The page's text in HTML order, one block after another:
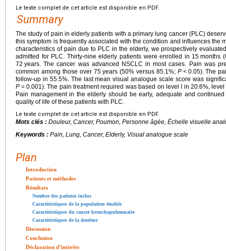
Le texte complet de cet article est disponible en PDF.
Summary
The study of pain in elderly patients with a primary lung cancer (PLC)
this symptom is frequently associated with the condition and influences the
characteristics of pain due to PLC in the elderly, we prospectively
admitted for PLC. Thirty-nine elderly patients were enrolled in 15 months
72 years. The cancer was advanced NSCLC in most cases. Pain was
common among those over 75 years (50% versus 85.1%; P < 0.05). The
follow-up in 55.5%. The last mean visual analogue scale score was
P = 0.001). The pain treatment required was based on level I in 20.6%,
Pain management in the elderly should be early, adequate and
quality of life of these patients with PLC.
Le texte complet de cet article est disponible en PDF.
Mots clés : Douleur, Cancer, Poumon, Personne âgée, Échelle visuelle
Keywords : Pain, Lung, Cancer, Elderly, Visual analogue scale
Plan
Introduction
Patients et méthodes
Résultats
Nombre des patients inclus
Caractéristiques de la population étudiée
Caractéristiques du cancer bronchopulmonaire
Caractéristiques de la douleur
Discussion
Conclusion
Déclaration d’intérêts